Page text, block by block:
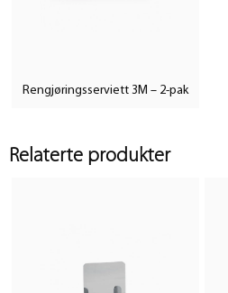
Rengjøringsserviett 3M – 2-pak
Relaterte produkter